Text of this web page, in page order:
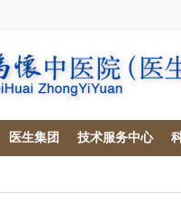
医生集团 技术服务中心